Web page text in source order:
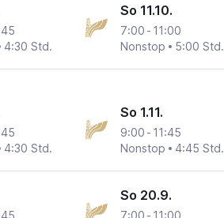
4:30 Std.
So 11.10.
7:00 - 11:00
Nonstop
5:00 Std.
4:30 Std.
So 1.11.
9:00 - 11:45
Nonstop
4:45 Std.
So 20.9.